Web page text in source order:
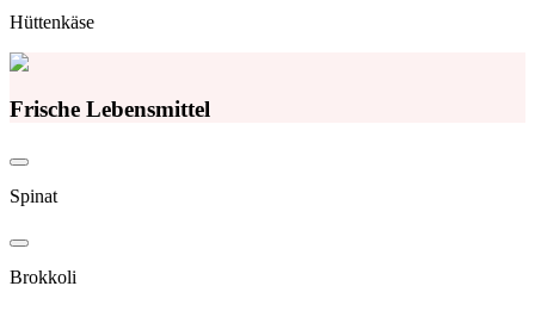
Hüttenkäse
Frische Lebensmittel
Spinat
Brokkoli